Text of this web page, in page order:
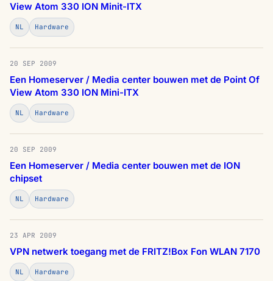
View Atom 330 ION Minit-ITX
NL Hardware
20 SEP 2009
Een Homeserver / Media center bouwen met de Point Of
View Atom 330 ION Mini-ITX
NL Hardware
20 SEP 2009
Een Homeserver / Media center bouwen met de ION
chipset
NL Hardware
23 APR 2009
VPN netwerk toegang met de FRITZ!Box Fon WLAN 7170
NL Hardware